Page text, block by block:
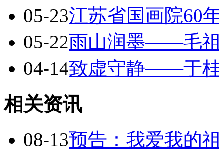
05-23江苏省国画院60
05-22雨山润墨——毛
04-14致虚守静——于
相关资讯
08-13预告：我爱我的